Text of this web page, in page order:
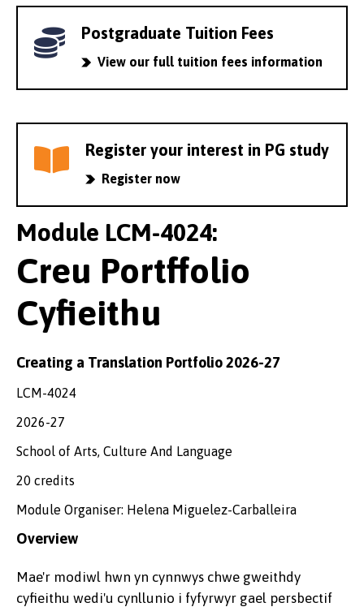
Postgraduate Tuition Fees
View our full tuition fees information
Register your interest in PG study
Register now
Module LCM-4024:
Creu Portffolio
Cyfieithu
Creating a Translation Portfolio 2026-27
LCM-4024
2026-27
School of Arts, Culture And Language
20 credits
Module Organiser: Helena Miguelez-Carballeira
Overview
Mae'r modiwl hwn yn cynnwys chwe gweithdy
cyfieithu wedi'u cynllunio i fyfyrwyr gael persbectif